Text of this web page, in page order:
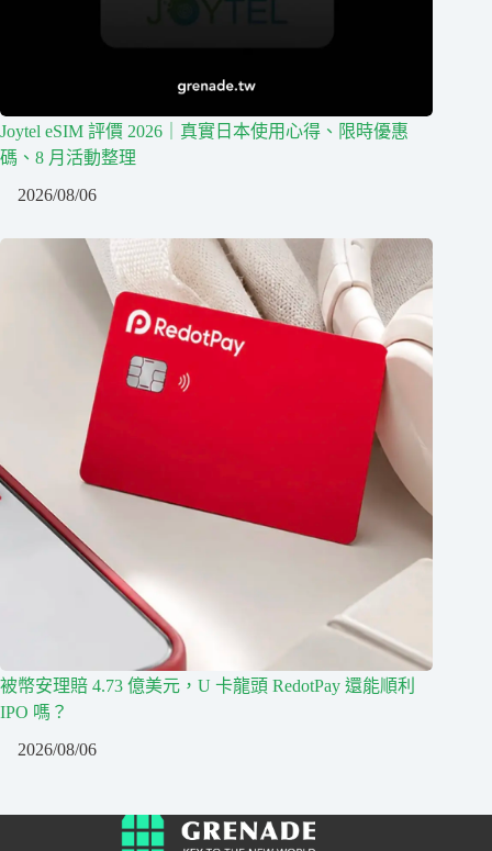
Joytel eSIM 評價 2026｜真實日本使用心得、限時優惠
碼、8 月活動整理
2026/08/06
被幣安理賠 4.73 億美元，U 卡龍頭 RedotPay 還能順利
IPO 嗎？
2026/08/06